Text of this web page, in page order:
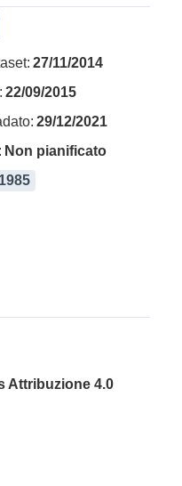
27/11/2014
22/09/2015
29/12/2021
Non pianificato
Attribuzione 4.0